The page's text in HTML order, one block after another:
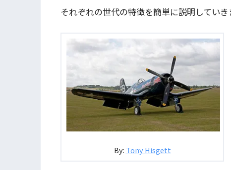
それぞれの世代の特徴を簡単に説明していき
By: Tony Hisgett